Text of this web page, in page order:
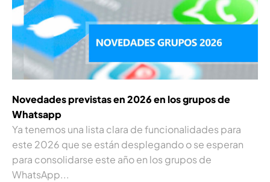
Novedades previstas en 2026 en los grupos de
Whatsapp
Ya tenemos una lista clara de funcionalidades para
este 2026 que se están desplegando o se esperan
para consolidarse este año en los grupos de
WhatsApp...